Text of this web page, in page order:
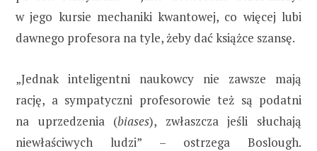
w jego kursie mechaniki kwantowej, co więcej lubi
dawnego profesora na tyle, żeby dać książce szansę.
„Jednak inteligentni naukowcy nie zawsze mają
rację, a sympatyczni profesorowie też są podatni
na uprzedzenia (biases), zwłaszcza jeśli słuchają
niewłaściwych ludzi” – ostrzega Boslough.